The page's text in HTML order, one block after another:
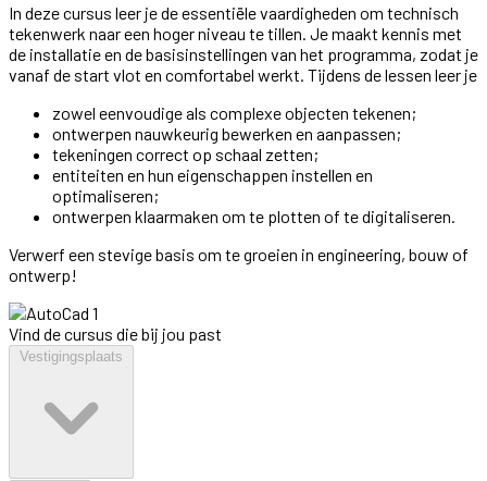
In deze cursus leer je de essentiële vaardigheden om technisch
tekenwerk naar een hoger niveau te tillen. Je maakt kennis met
de installatie en de basisinstellingen van het programma, zodat je
vanaf de start vlot en comfortabel werkt. Tijdens de lessen leer je
zowel eenvoudige als complexe objecten tekenen;
ontwerpen nauwkeurig bewerken en aanpassen;
tekeningen correct op schaal zetten;
entiteiten en hun eigenschappen instellen en
optimaliseren;
ontwerpen klaarmaken om te plotten of te digitaliseren.
Verwerf een stevige basis om te groeien in engineering, bouw of
ontwerp!
Vind de cursus die bij jou past
Vestigingsplaats